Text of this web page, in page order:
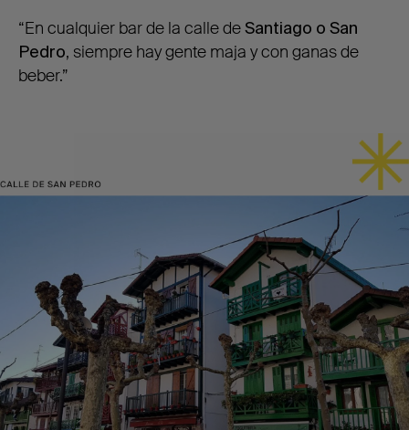
“En cualquier bar de la calle deSantiago o San
Pedro, siempre hay gente maja y con ganas de
beber.”